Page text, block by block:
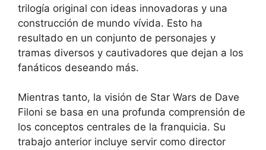
trilogía original con ideas innovadoras y una
construcción de mundo vívida. Esto ha
resultado en un conjunto de personajes y
tramas diversos y cautivadores que dejan a los
fanáticos deseando más.
Mientras tanto, la visión de Star Wars de Dave
Filoni se basa en una profunda comprensión de
los conceptos centrales de la franquicia. Su
trabajo anterior incluye servir como director